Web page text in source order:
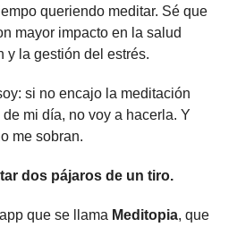
queriendo meditar. Sé que
mayor impacto en la salud
y la gestión del estrés.
si no encajo la meditación
mi día, no voy a hacerla. Y
me sobran.
dos pájaros de un tiro.
que se llama Meditopia, que